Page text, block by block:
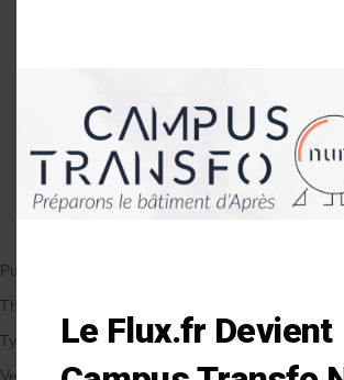
Me prévenir lors d'une réponse à
commentaire
Publié le 11/12/2019
Thématique
Types de Bâtiment
Veille et solutions
Le Flux.fr Devient